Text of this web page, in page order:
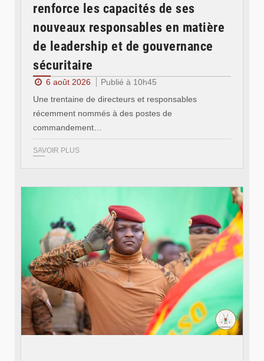
renforce les capacités de ses
nouveaux responsables en matière
de leadership et de gouvernance
sécuritaire
6 août 2026
Publié à 10h45
Une trentaine de directeurs et responsables
récemment nommés à des postes de
commandement…
SAVOIR PLUS